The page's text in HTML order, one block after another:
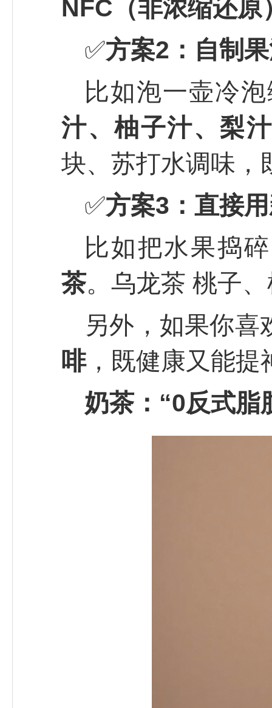
NFC（非浓缩还原
✅方案2：自制
比如泡一壶冷
汁、柚子汁、梨汁
块、苏打水调味，
✅方案3：直接
比如把水果捣
茶。乌龙茶 桃子
另外，如果你喜
啡，既健康又能提
奶茶：“0反式脂